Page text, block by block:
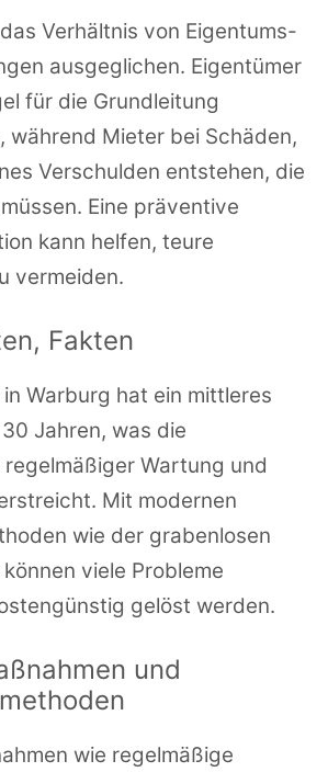
Verhältnis von Eigentums-
ausgeglichen. Eigentümer
für die Grundleitung
während Mieter bei Schäden,
Verschulden entstehen, die
Eine präventive
kann helfen, teure
vermeiden.
Fakten
Warburg hat ein mittleres
Jahren, was die
Wartung und
Mit modernen
wie der grabenlosen
viele Probleme
gelöst werden.
und
wie regelmäßige